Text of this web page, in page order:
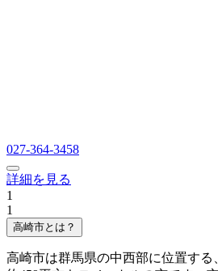
027-364-3458
詳細を見る
1
1
高崎市とは？
高崎市は群馬県の中西部に位置する